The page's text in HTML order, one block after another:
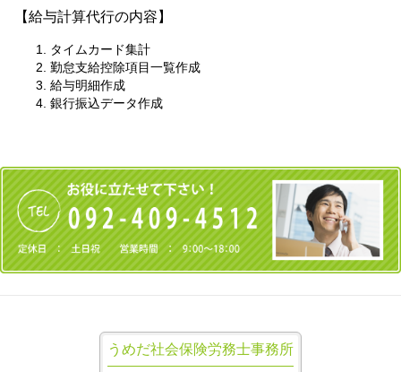
【給与計算代行の内容】
タイムカード集計
勤怠支給控除項目一覧作成
給与明細作成
銀行振込データ作成
うめだ社会保険労務士事務所